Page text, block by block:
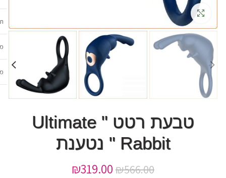
טבעת רטט " Ultimate
Rabbit " נטענת
₪566.00
₪319.00